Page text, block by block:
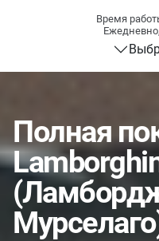
Время
Полная